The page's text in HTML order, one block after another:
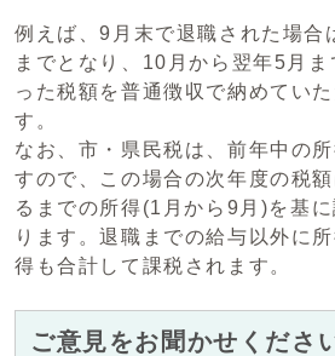
例えば、9月末で退職された場合
までとなり、10月から翌年5月
った税額を普通徴収で納めてい
す。
なお、市・県民税は、前年中の
すので、この場合の次年度の税
るまでの所得(1月から9月)を基
ります。退職までの給与以外に
得も合計して課税されます。
ご意見をお聞かせくださ